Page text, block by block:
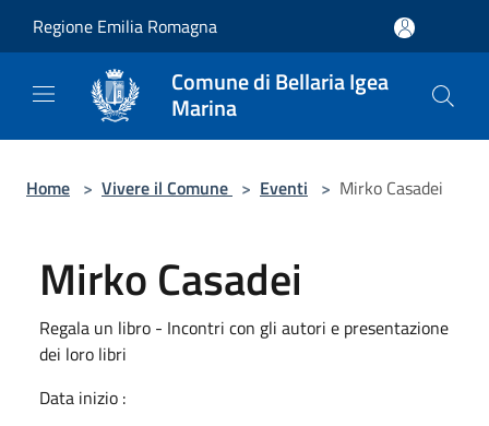
Regione Emilia Romagna
Comune di Bellaria Igea
Marina
Home > Vivere il Comune > Eventi > Mirko Casadei
Mirko Casadei
Regala un libro - Incontri con gli autori e presentazione
dei loro libri
Data inizio :